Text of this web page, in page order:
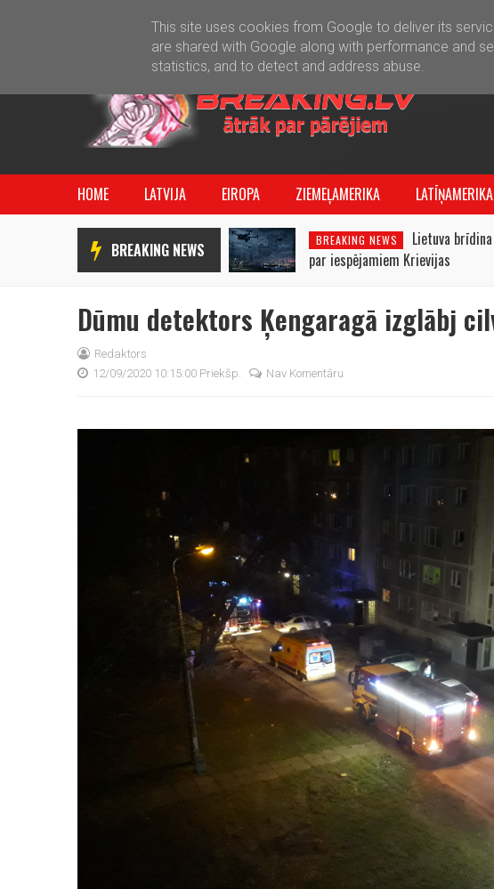
HOME LATVIJA EIROPA ZIEMEĻAMERIKA LATĪŅAMERIKA
BREAKING NEWS BREAKING NEWS
Lietuva brīdina
par iespējamiem Krievijas
Dūmu detektors Ķengaragā izglābj
Redaktors
12/09/2020 10:15:00 Priekšp.
Nav Komentāru
This site uses cookies from Google to deliver its
are shared with Google along with performance and
statistics, and to detect and address abuse.